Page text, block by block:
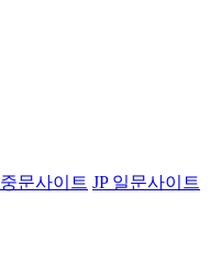
중문사이트 JP일문사이트